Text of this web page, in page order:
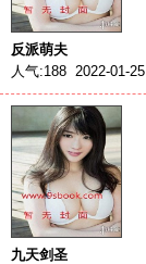
反派萌夫
人气:188 2022-01-25
九天剑圣